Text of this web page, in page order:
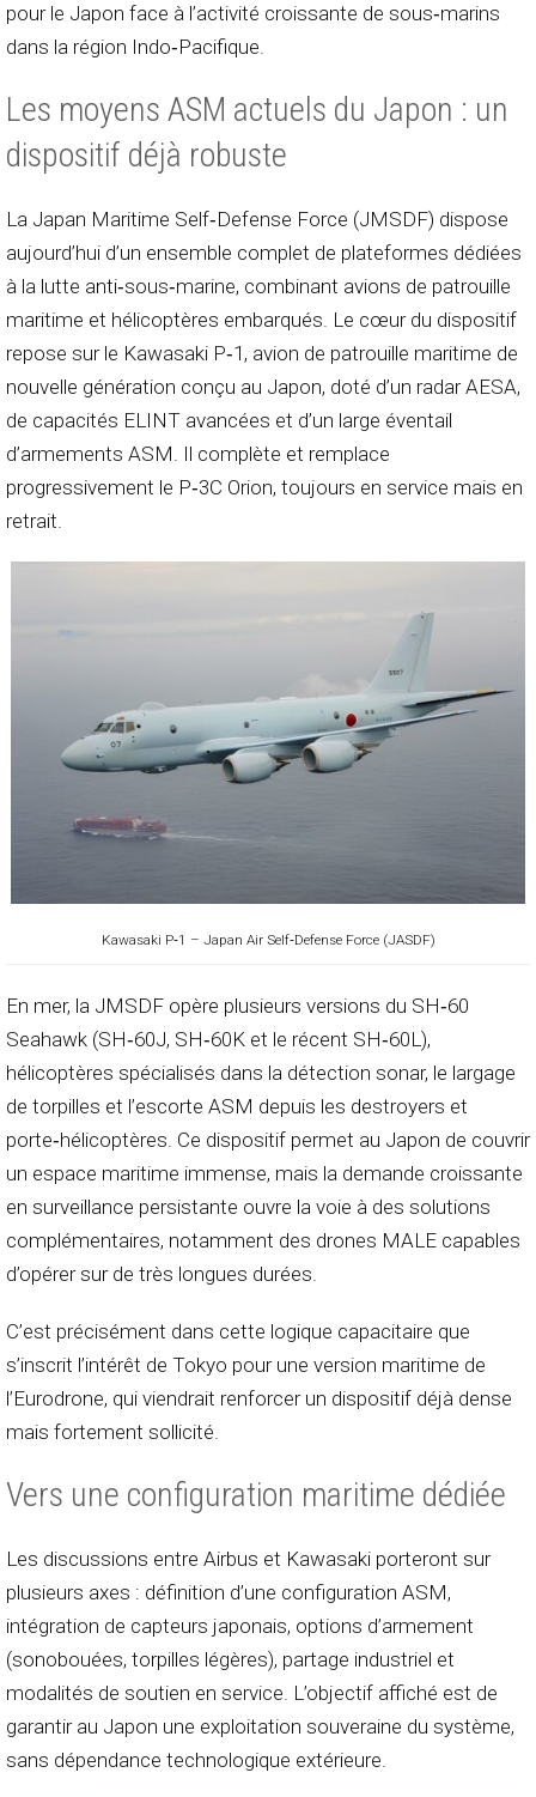
pour le Japon face à l’activité croissante de sous‑marins
dans la région Indo‑Pacifique.
Les moyens ASM actuels du Japon : un
dispositif déjà robuste
La Japan Maritime Self‑Defense Force (JMSDF) dispose
aujourd’hui d’un ensemble complet de plateformes dédiées
à la lutte anti‑sous‑marine, combinant avions de patrouille
maritime et hélicoptères embarqués. Le cœur du dispositif
repose sur le Kawasaki P‑1, avion de patrouille maritime de
nouvelle génération conçu au Japon, doté d’un radar AESA,
de capacités ELINT avancées et d’un large éventail
d’armements ASM. Il complète et remplace
progressivement le P‑3C Orion, toujours en service mais en
retrait.
Kawasaki P‑1 – Japan Air Self‑Defense Force (JASDF)
En mer, la JMSDF opère plusieurs versions du SH‑60
Seahawk (SH‑60J, SH‑60K et le récent SH‑60L),
hélicoptères spécialisés dans la détection sonar, le largage
de torpilles et l’escorte ASM depuis les destroyers et
porte‑hélicoptères. Ce dispositif permet au Japon de couvrir
un espace maritime immense, mais la demande croissante
en surveillance persistante ouvre la voie à des solutions
complémentaires, notamment des drones MALE capables
d’opérer sur de très longues durées.
C’est précisément dans cette logique capacitaire que
s’inscrit l’intérêt de Tokyo pour une version maritime de
l’Eurodrone, qui viendrait renforcer un dispositif déjà dense
mais fortement sollicité.
Vers une configuration maritime dédiée
Les discussions entre Airbus et Kawasaki porteront sur
plusieurs axes : définition d’une configuration ASM,
intégration de capteurs japonais, options d’armement
(sonobouées, torpilles légères), partage industriel et
modalités de soutien en service. L’objectif affiché est de
garantir au Japon une exploitation souveraine du système,
sans dépendance technologique extérieure.